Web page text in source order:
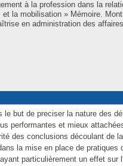
à la profession dans la
la mobilisation » Mémoire.
en administration des
but de preciser la nature des
performantes et mieux
des conclusions découlant de
la mise en place de pratiques
particulièrement un effet sur